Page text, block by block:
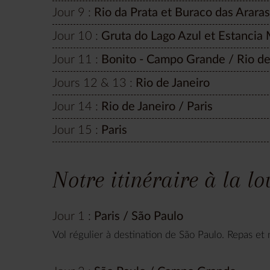
Jour 9 : Rio da Prata et Buraco das Araras
Jour 10 : Gruta do Lago Azul et Estancia
Jour 11 : Bonito - Campo Grande / Rio
Jours 12 & 13 : Rio de Janeiro
Jour 14 : Rio de Janeiro / Paris
Jour 15 : Paris
Notre itinéraire à la
Jour 1 : Paris / São Paulo
Vol régulier à destination de São Paulo. Repas et